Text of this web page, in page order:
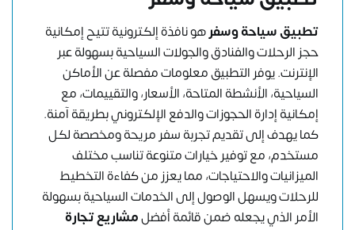
تطبيق سياحة وسفرهو نافذة إلكترونية تتيح إمكانية
حجز الرحلات والفنادق والجولات السياحية بسهولة عبر
الإنترنت. يوفر التطبيق معلومات مفصلة عن الأماكن
السياحية، الأنشطة المتاحة، الأسعار، والتقييمات، مع
إمكانية إدارة الحجوزات والدفع الإلكتروني بطريقة آمنة.
كما يهدف إلى تقديم تجربة سفر مريحة ومخصصة لكل
مستخدم، مع توفير خيارات متنوعة تناسب مختلف
الميزانيات والاحتياجات، مما يعزز من كفاءة التخطيط
للرحلات ويسهل الوصول إلى الخدمات السياحية بسهولة
الأمر الذي يجعله ضمن قائمة أفضلمشاريع تجارة